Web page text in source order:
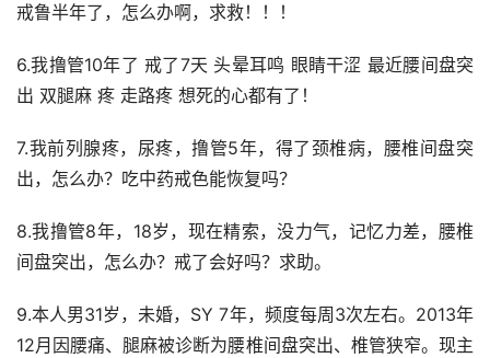
戒鲁半年了，怎么办啊，求救！！！
6.我撸管10年了 戒了7天 头晕耳鸣 眼睛干涩 最近腰间盘突
出 双腿麻 疼 走路疼 想死的心都有了！
7.我前列腺疼，尿疼，撸管5年，得了颈椎病，腰椎间盘突
出，怎么办？吃中药戒色能恢复吗？
8.我撸管8年，18岁，现在精索，没力气，记忆力差，腰椎
间盘突出，怎么办？戒了会好吗？求助。
9.本人男31岁，未婚，SY 7年，频度每周3次左右。2013年
12月因腰痛、腿麻被诊断为腰椎间盘突出、椎管狭窄。现主